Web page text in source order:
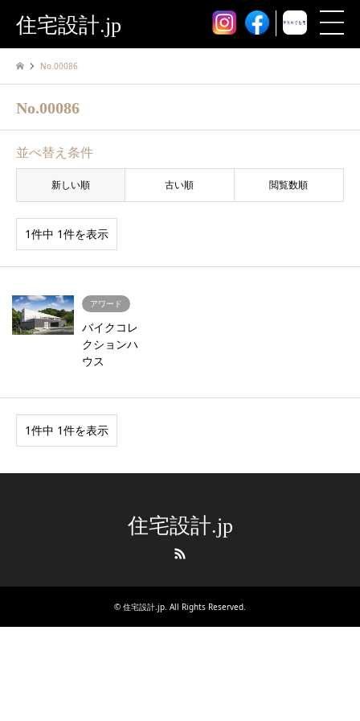
住宅設計.jp
No.00086
No.00086
並べ替え条件
新しい順 古い順 閲覧数順
1件中 1件を表示
アワード
バイクコレ
クションハ
ウス
1件中 1件を表示
住宅設計.jp
© 住宅設計.jp. All Rights Reserved.